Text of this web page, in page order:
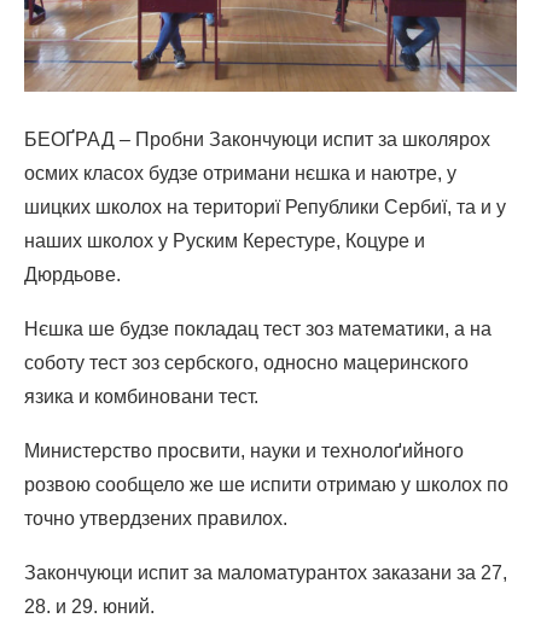
БЕОҐРАД – Пробни Закончуюци испит за школярох
осмих класох будзе отримани нєшка и наютре, у
шицких школох на териториї Републики Сербиї, та и у
наших школох у Руским Керестуре, Коцуре и
Дюрдьове.
Нєшка ше будзе покладац тест зоз математики, а на
соботу тест зоз сербского, односно мацеринского
язика и комбиновани тест.
Министерство просвити, науки и технолоґийного
розвою сообщело же ше испити отримаю у школох по
точно утвердзених правилох.
Закончуюци испит за маломатурантох заказани за 27,
28. и 29. юний.